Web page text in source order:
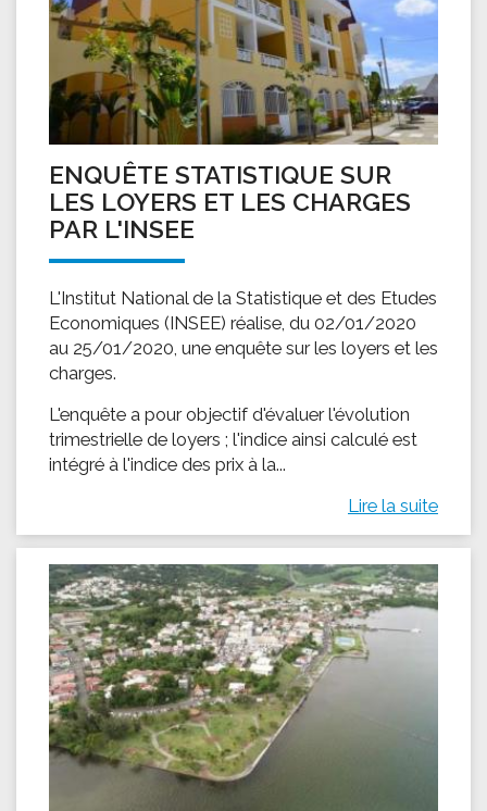
ENQUÊTE STATISTIQUE SUR
LES LOYERS ET LES CHARGES
PAR L'INSEE
L'Institut National de la Statistique et des Etudes
Economiques (INSEE) réalise, du 02/01/2020
au 25/01/2020, une enquête sur les loyers et les
charges.
L'enquête a pour objectif d'évaluer l'évolution
trimestrielle de loyers ; l'indice ainsi calculé est
intégré à l'indice des prix à la...
Lire la suite